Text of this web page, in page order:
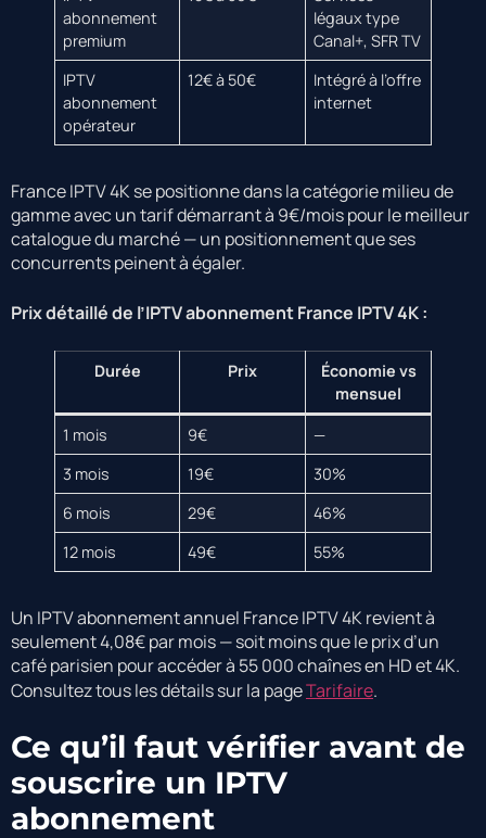
abonnement
premium
légaux type
Canal+, SFR TV
IPTV
abonnement
opérateur
12€ à 50€
Intégré à l’offre
internet
France IPTV 4K se positionne dans la catégorie milieu de
gamme avec un tarif démarrant à 9€/mois pour le meilleur
catalogue du marché — un positionnement que ses
concurrents peinent à égaler.
Prix détaillé de l’IPTV abonnement France IPTV 4K :
Durée Prix
Économie vs
mensuel
1 mois
9€
—
3 mois
19€
30%
6 mois
29€
46%
12 mois
49€ 55%
Un IPTV abonnement annuel France IPTV 4K revient à
seulement 4,08€ par mois — soit moins que le prix d’un
café parisien pour accéder à 55 000 chaînes en HD et 4K.
Consultez tous les détails sur la pageTarifaire.
Ce qu’il faut vérifier avant de
souscrire un IPTV
abonnement